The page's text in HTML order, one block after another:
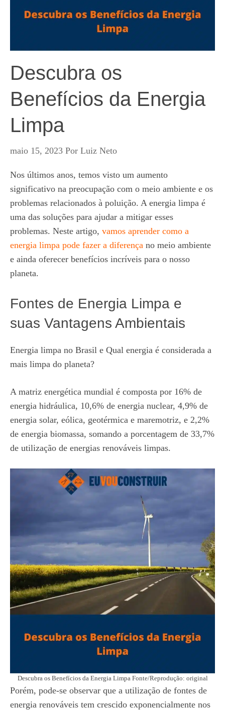
Descubra os
Benefícios da Energia
Limpa
maio 15, 2023 Por Luiz Neto
Nos últimos anos, temos visto um aumento
significativo na preocupação com o meio ambiente e os
problemas relacionados à poluição. A energia limpa é
uma das soluções para ajudar a mitigar esses
problemas. Neste artigo, vamos aprender como a
energia limpa pode fazer a diferença no meio ambiente
e ainda oferecer benefícios incríveis para o nosso
planeta.
Fontes de Energia Limpa e
suas Vantagens Ambientais
Energia limpa no Brasil e Qual energia é considerada a
mais limpa do planeta?
A matriz energética mundial é composta por 16% de
energia hidráulica, 10,6% de energia nuclear, 4,9% de
energia solar, eólica, geotérmica e maremotriz, e 2,2%
de energia biomassa, somando a porcentagem de 33,7%
de utilização de energias renováveis limpas.
Descubra os Benefícios da Energia Limpa Fonte/Reprodução: original
Porém, pode-se observar que a utilização de fontes de
energia renováveis tem crescido exponencialmente nos